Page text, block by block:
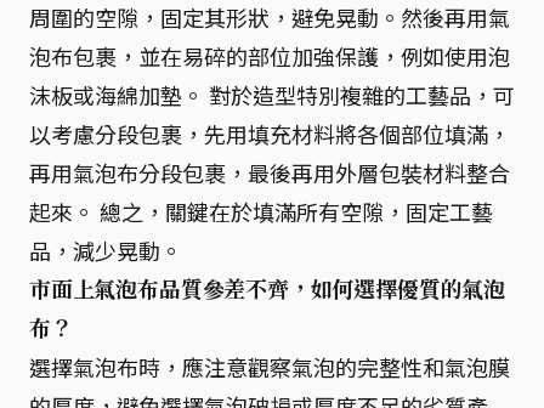
周圍的空隙，固定其形狀，避免晃動。然後再用氣
泡布包裹，並在易碎的部位加強保護，例如使用泡
沫板或海綿加墊。 對於造型特別複雜的工藝品，可
以考慮分段包裹，先用填充材料將各個部位填滿，
再用氣泡布分段包裹，最後再用外層包裝材料整合
起來。 總之，關鍵在於填滿所有空隙，固定工藝
品，減少晃動。
市面上氣泡布品質參差不齊，如何選擇優質的氣泡
布？
選擇氣泡布時，應注意觀察氣泡的完整性和氣泡膜